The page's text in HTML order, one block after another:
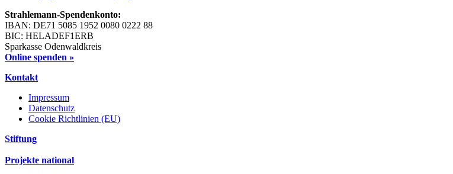
Strahlemann-Spendenkonto:
IBAN: DE71 5085 1952 0080 0222 88
BIC: HELADEF1ERB
Sparkasse Odenwaldkreis
Online spenden »
Kontakt
Impressum
Datenschutz
Cookie Richtlinien (EU)
Stiftung
Projekte national